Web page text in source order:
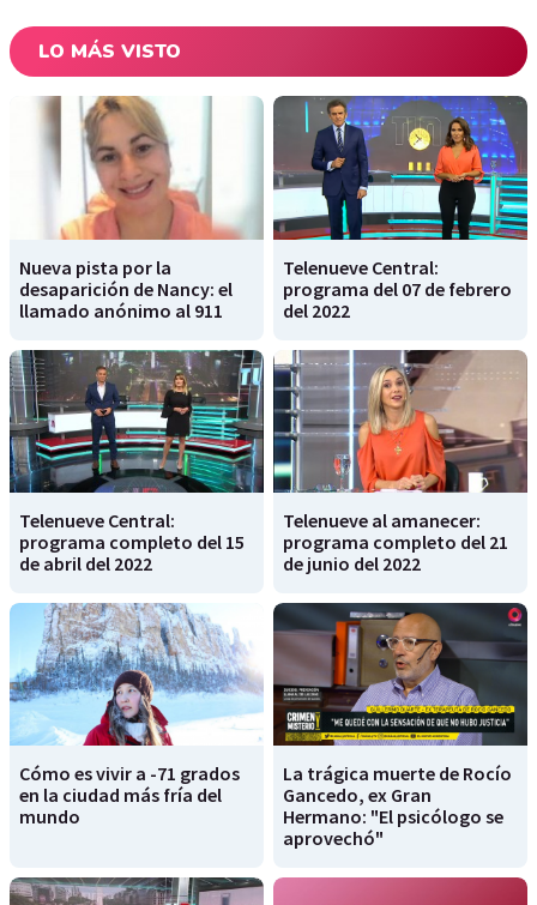
LO MÁS VISTO
Nueva pista por la
desaparición de Nancy: el
llamado anónimo al 911
Telenueve Central:
programa del 07 de febrero
del 2022
Telenueve Central:
programa completo del 15
de abril del 2022
Telenueve al amanecer:
programa completo del 21
de junio del 2022
Cómo es vivir a -71 grados
en la ciudad más fría del
mundo
La trágica muerte de Rocío
Gancedo, ex Gran
Hermano: "El psicólogo se
aprovechó"